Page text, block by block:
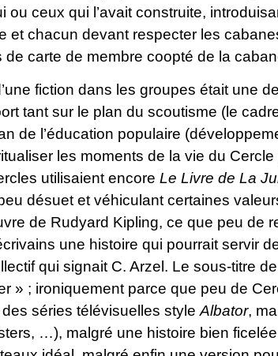
ou ceux qui l’avait construite,
et chacun devant respecter les
de carte de membre coopté de la
fiction dans les groupes était une
tant sur le plan du scoutisme (le
de l’éducation populaire
les moments de la vie du
utilisaient encore Le Livre de La
désuet et véhiculant certaines
de Rudyard Kipling, ce que peu de
une histoire qui pourrait servir
qui signait C. Arzel. Le sous-titre
» ; ironiquement parce que peu de
séries télévisuelles styleAlbator,
…), malgré une histoire bien